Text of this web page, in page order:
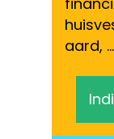
aard, …